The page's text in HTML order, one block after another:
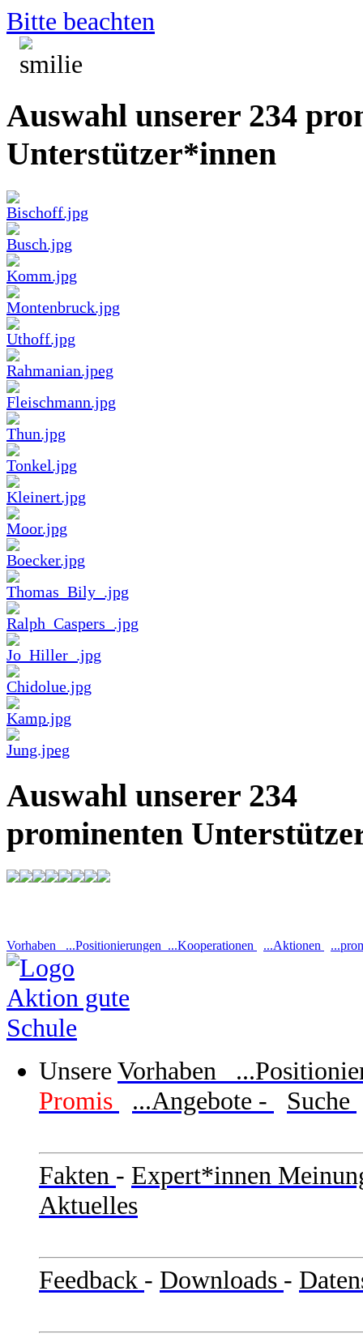
Bitte beachten
Auswahl unserer 234
Unterstützer*innen
Auswahl unserer 234
prominenten
Vorhaben ...Positionierungen ...Kooperationen ...Aktionen
Unsere Vorhaben
Promis
...Angebote - Suche
Fakten - Expert*innen
Aktuelles
Feedback - Downloads -